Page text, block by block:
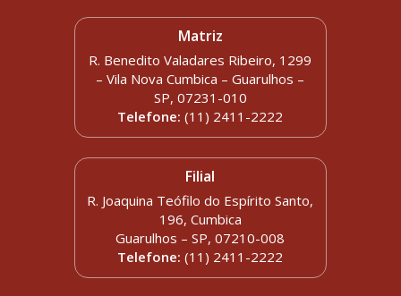
Matriz
R. Benedito Valadares Ribeiro, 1299
– Vila Nova Cumbica – Guarulhos –
SP, 07231-010
Telefone:(11) 2411-2222
Filial
R. Joaquina Teófilo do Espírito Santo,
196, Cumbica
Guarulhos – SP, 07210-008
Telefone: (11) 2411-2222